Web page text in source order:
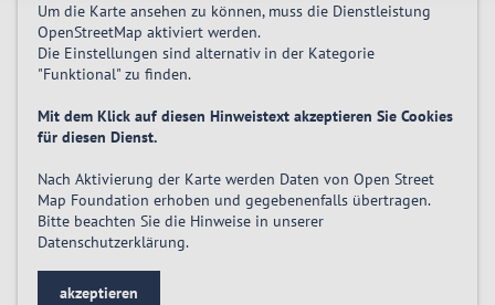
Um die Karte ansehen zu können, muss die Dienstleistung
OpenStreetMap aktiviert werden.
Die Einstellungen sind alternativ in der Kategorie
"Funktional" zu finden.
Mit dem Klick auf diesen Hinweistext akzeptieren Sie Cookies
für diesen Dienst.
Nach Aktivierung der Karte werden Daten von Open Street
Map Foundation erhoben und gegebenenfalls übertragen.
Bitte beachten Sie die Hinweise in unserer
Datenschutzerklärung.
akzeptieren